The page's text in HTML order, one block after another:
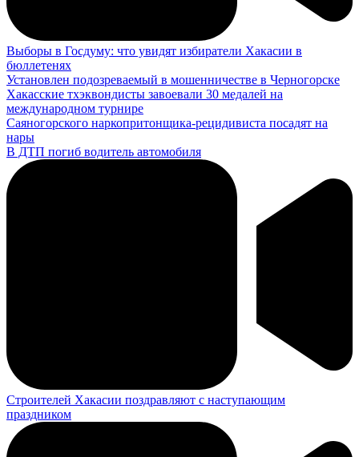
Выборы в Госдуму: что увидят избиратели Хакасии в
бюллетенях
Установлен подозреваемый в мошенничестве в Черногорске
Хакасские тхэквондисты завоевали 30 медалей на
международном турнире
Саяногорского наркопритонщика-рецидивиста посадят на
нары
В ДТП погиб водитель автомобиля
Строителей Хакасии поздравляют с наступающим
праздником